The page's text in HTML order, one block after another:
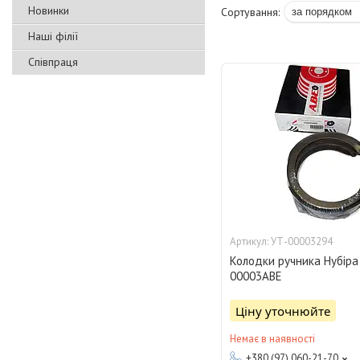
Новинки
Наші філії
Співпраця
УТ-00003294
Колодки ручника
00003АВЕ
Ціну уточнюйте
Немає в наявності